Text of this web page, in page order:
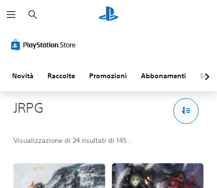
e
r
Novità Raccolte Promozioni Abbonamenti
JRPG
Visualizzazione di 24 risultati di 145.